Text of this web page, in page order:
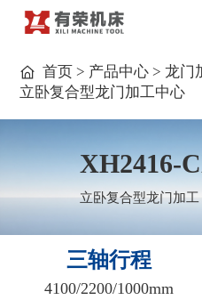
首页 > 产品中心 >龙门
立卧复合型龙门加工中心
XH2416-
立卧复合型龙门加工
三轴行程
4100/2200/1000mm